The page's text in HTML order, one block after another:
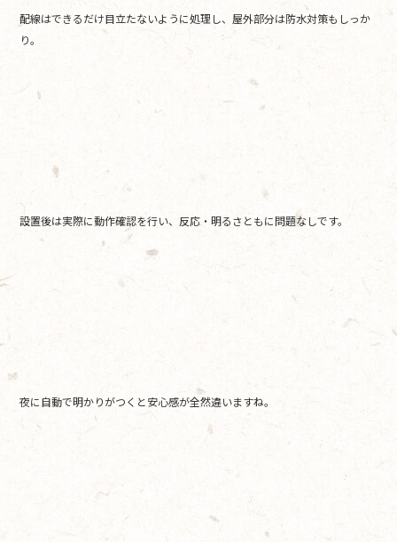
配線はできるだけ目立たないように処理し、屋外部分は防水対策もしっか
り。
設置後は実際に動作確認を行い、反応・明るさともに問題なしです。
夜に自動で明かりがつくと安心感が全然違いますね。